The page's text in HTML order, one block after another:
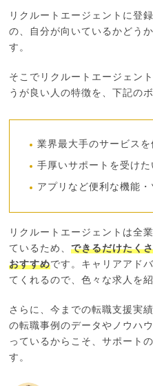
リクルートエージェントに登
の、自分が向いているかどう
す。
そこでリクルートエージェン
うが良い人の特徴を、下記の
業界最大手のサービスを
手厚いサポートを受けた
アプリなど便利な機能
リクルートエージェントは全
ているため、できるだけたく
おすすめです。キャリアアド
てくれるので、色々な求人を
さらに、今までの転職支援実
の転職事例のデータやノウハ
っているからこそ、サポート
す。